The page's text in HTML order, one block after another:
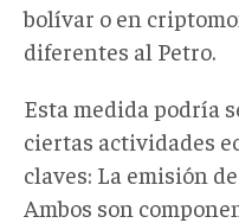
bolívar o en
diferentes al Petro.
Esta medida podría
ciertas actividades
claves: La emisión
Ambos son